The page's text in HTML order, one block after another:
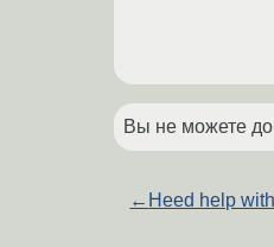
Вы не можете
← Heed help